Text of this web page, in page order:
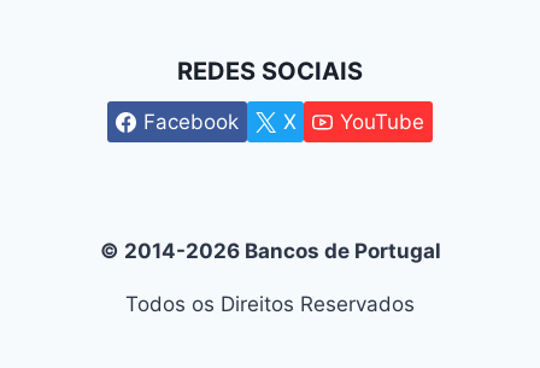
REDES SOCIAIS
Facebook X YouTube
© 2014-2026 Bancos de Portugal
Todos os Direitos Reservados